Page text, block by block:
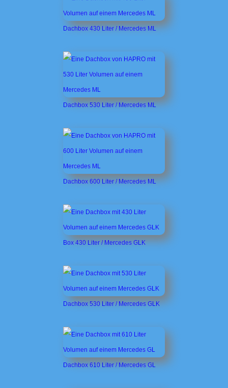
Dachbox 430 Liter / Mercedes ML
Dachbox 530 Liter / Mercedes ML
Dachbox 600 Liter / Mercedes ML
Box 430 Liter / Mercedes GLK
Dachbox 530 Liter / Mercedes GLK
Dachbox 610 Liter / Mercedes GL